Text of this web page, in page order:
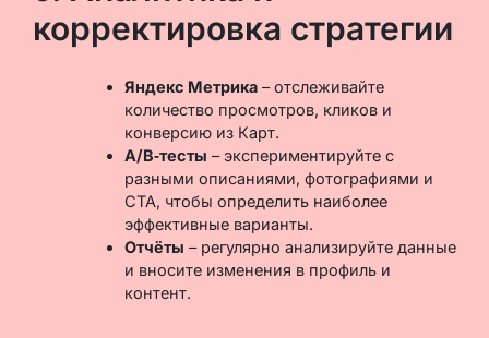
корректировка стратегии
Яндекс Метрика– отслеживайте
количество просмотров, кликов и
конверсию из Карт.
A/B‑тесты – экспериментируйте с
разными описаниями, фотографиями и
CTA, чтобы определить наиболее
эффективные варианты.
Отчёты – регулярно анализируйте данные
и вносите изменения в профиль и
контент.